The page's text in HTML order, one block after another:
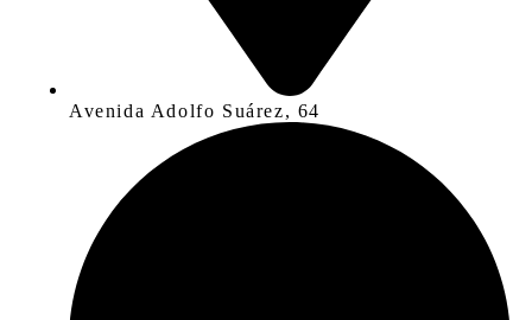
Avenida Adolfo Suárez, 64